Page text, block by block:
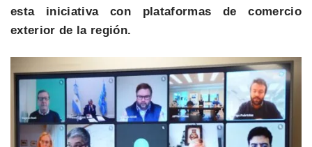
esta iniciativa con plataformas de comercio
exterior de la región.